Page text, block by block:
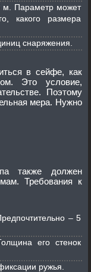
м. Параметр может
какого размера
снаряжения.
в сейфе, как
Это условие,
Поэтому
мера. Нужно
также должен
Требования к
– 5
его стенок
ружья.